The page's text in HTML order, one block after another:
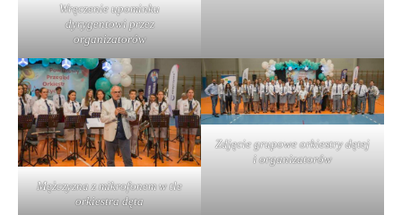
Wręczenie upominku
dyrygentowi przez
organizatorów
Mężczyzna z mikrofonem w tle
orkiestra dęta
Zdjęcie grupowe orkiestry dętej
i organizatorów